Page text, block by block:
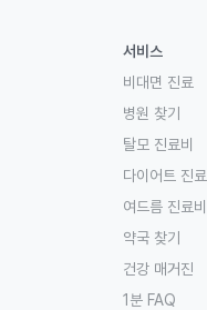
서비스
비대면 진료
병원 찾기
탈모 진료비
다이어트 진료
여드름 진료비
약국 찾기
건강 매거진
1분 FAQ